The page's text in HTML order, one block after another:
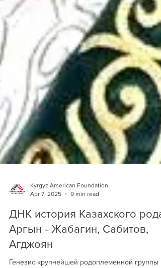
Kyrgyz American Foundation
Apr 7, 2025
9 min read
ДНК история Казахского рода
Аргын - Жабагин, Сабитов,